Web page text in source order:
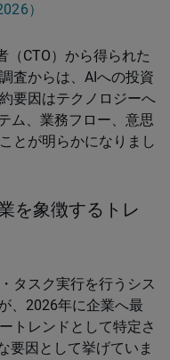
）
（CTO）から得られた
査からは、AIへの投資
要因はテクノロジーへ
ム、業務フロー、意思
とが明らかになりまし
を象徴するトレ
タスク実行を行うシス
、2026年に企業へ最
トレンドとして特定さ
要因として挙げていま